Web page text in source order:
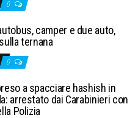
0
camper e due auto,
ternana
0
a spacciare hashish in
arrestato dai Carabinieri con
Polizia